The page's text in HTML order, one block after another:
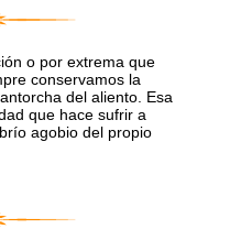
o por extrema que
conservamos la
del aliento. Esa
que hace sufrir a
agobio del propio